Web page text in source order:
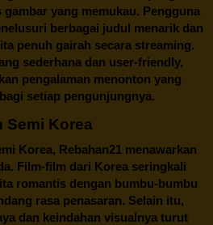
yang memukau. Pengguna
berbagai judul menarik dan
penuh gairah secara streaming.
sederhana dan user-friendly,
pengalaman menonton yang
setiap pengunjungnya.
Semi Korea
Korea, Rebahan21menawarkan
Film-film dari Korea seringkali
romantis dengan bumbu-bumbu
rasa penasaran. Selain itu,
dan keindahan visualnya turut